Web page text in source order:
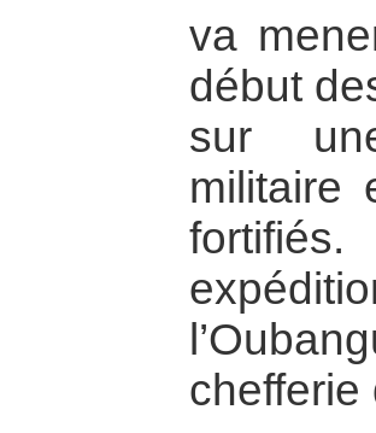
va
début
sur
militaire
chefferie